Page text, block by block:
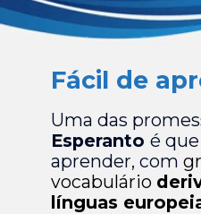
Fácil de
Uma das
Esperanto é
aprender, com
vocabulário
línguas